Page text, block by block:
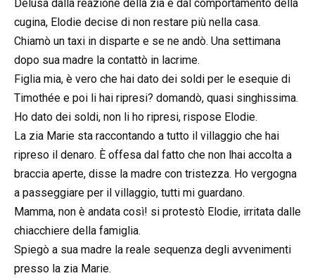
Delusa dalla reazione della zia e dal comportamento della
cugina, Elodie decise di non restare più nella casa.
Chiamò un taxi in disparte e se ne andò. Una settimana
dopo sua madre la contattò in lacrime.
Figlia mia, è vero che hai dato dei soldi per le esequie di
Timothée e poi li hai ripresi? domandò, quasi singhissima.
Ho dato dei soldi, non li ho ripresi, rispose Elodie.
La zia Marie sta raccontando a tutto il villaggio che hai
ripreso il denaro. È offesa dal fatto che non lhai accolta a
braccia aperte, disse la madre con tristezza. Ho vergogna
a passeggiare per il villaggio, tutti mi guardano.
Mamma, non è andata così! si protestò Elodie, irritata dalle
chiacchiere della famiglia.
Spiegò a sua madre la reale sequenza degli avvenimenti
presso la zia Marie.